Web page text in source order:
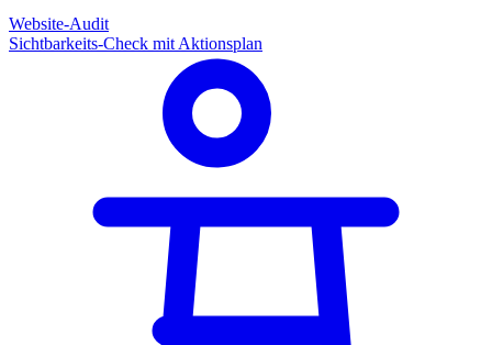
Website-Audit
Sichtbarkeits-Check mit Aktionsplan